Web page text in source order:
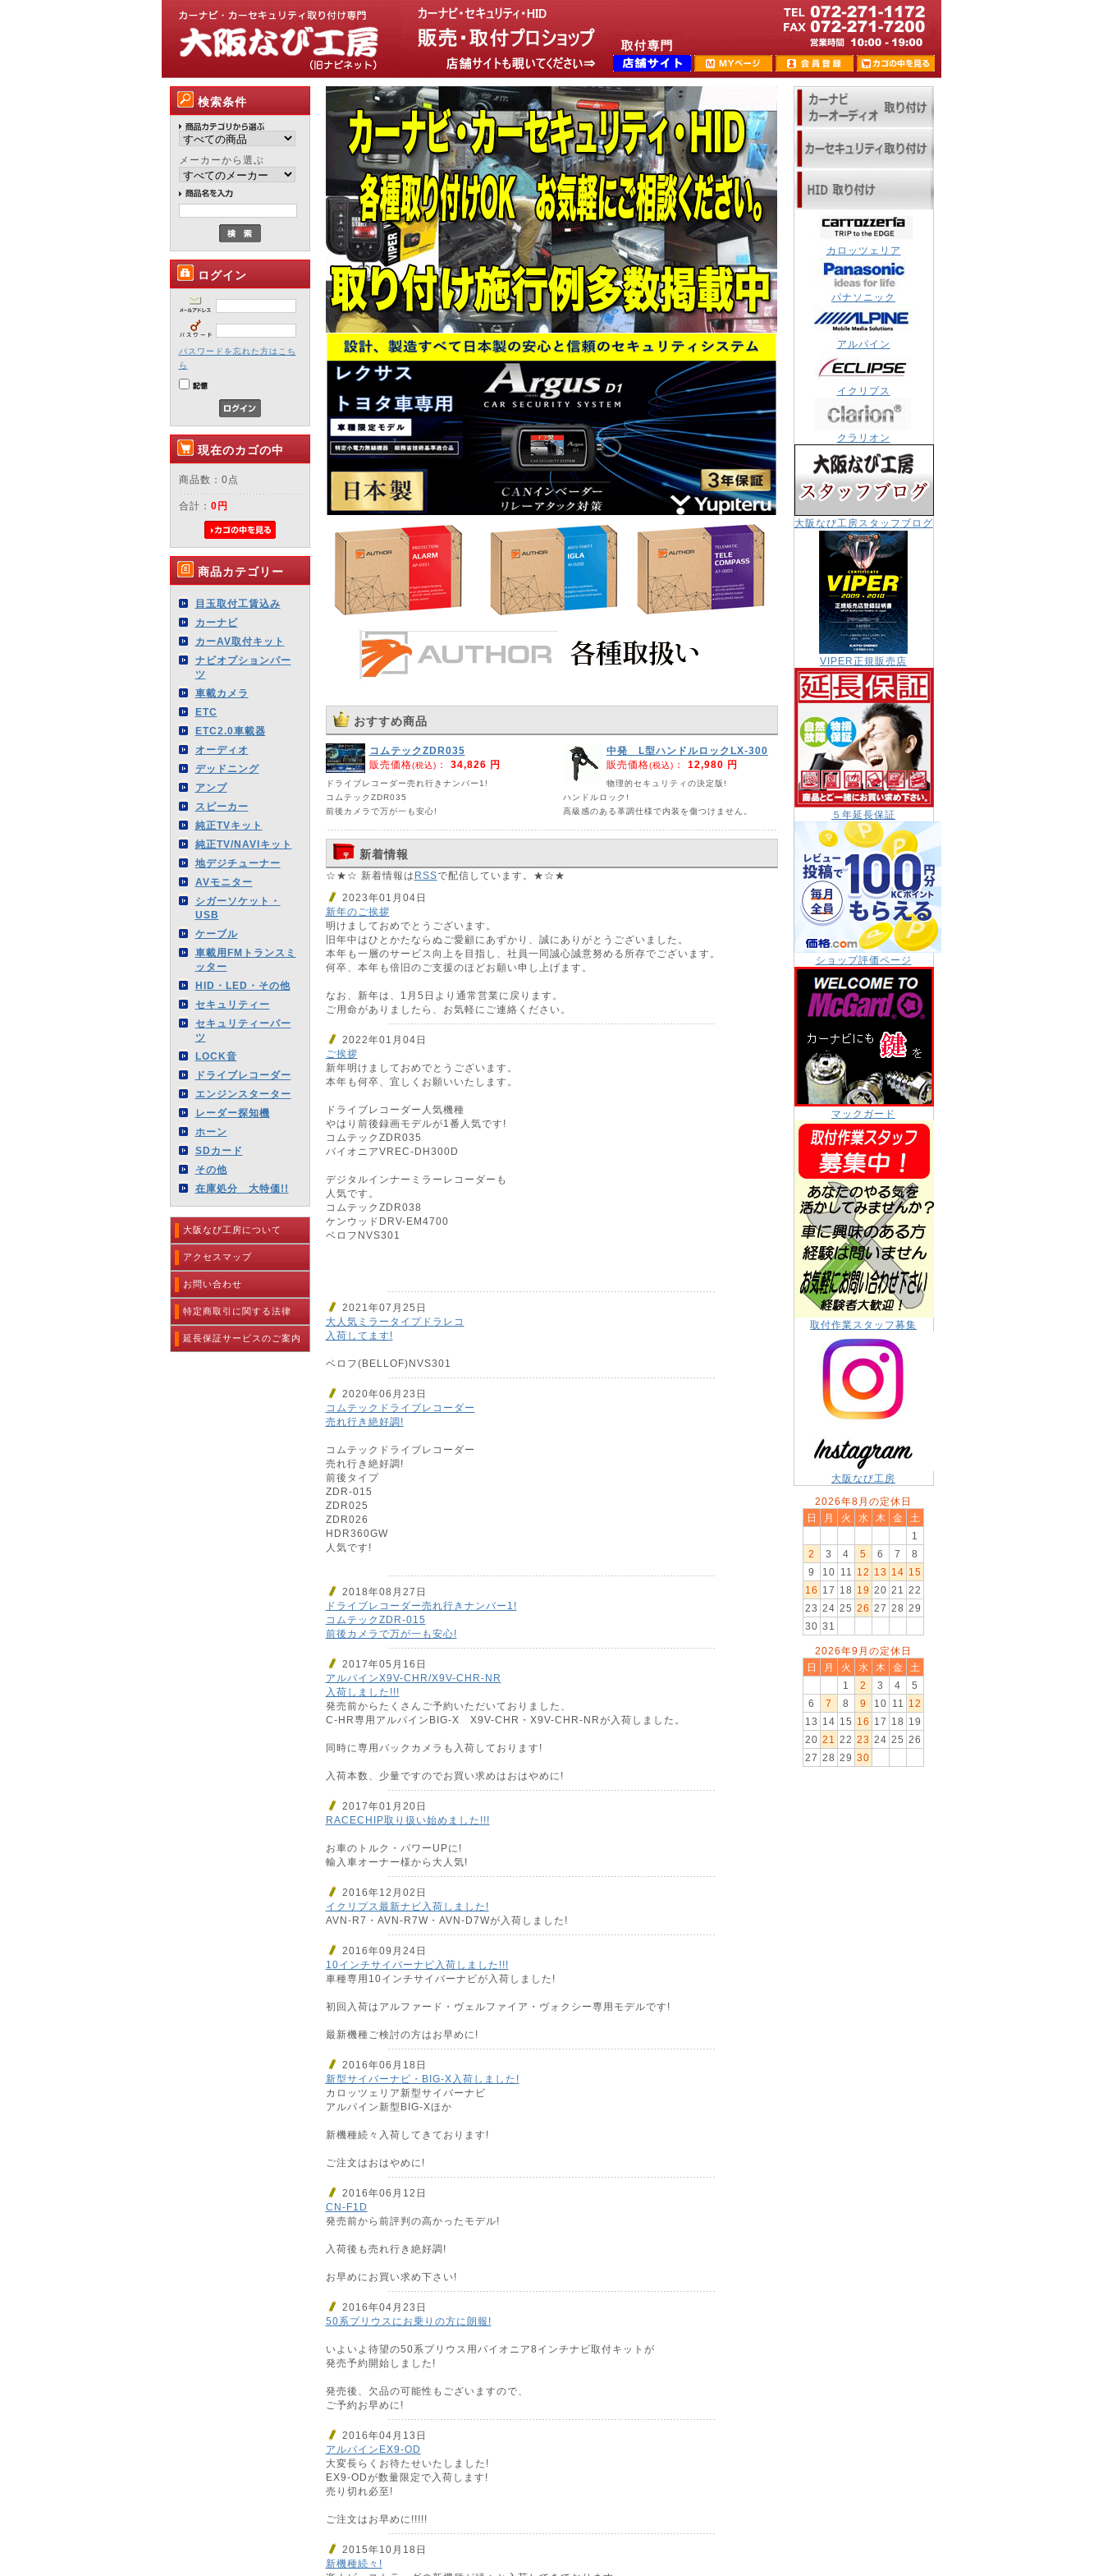
検索条件
メーカーから選ぶ
ログイン
パスワードを忘れた方はこち
ら
現在のカゴの中
商品数：0点
合計： 0円
商品カテゴリー
目玉取付工賃込み
カーナビ
カーAV取付キット
ナビオプションパー
ツ
車載カメラ
ETC
ETC2.0車載器
オーディオ
デッドニング
アンプ
スピーカー
純正TVキット
純正TV/NAVIキット
地デジチューナー
AVモニター
シガーソケット・
USB
ケーブル
車載用FMトランスミ
ッター
HID・LED・その他
セキュリティー
セキュリティーパー
ツ
LOCK音
ドライブレコーダー
エンジンスターター
レーダー探知機
ホーン
SDカード
その他
在庫処分 大特価!!
大阪なび工房について
アクセスマップ
お問い合わせ
特定商取引に関する法律
延長保証サービスのご案内
おすすめ商品
コムテックZDR035
販売価格(税込) ： 34,826 円
ドライブレコーダー売れ行きナンバー1!
コムテックZDR035
前後カメラで万が一も安心!
中発 L型ハンドルロックLX-300
販売価格(税込) ： 12,980 円
物理的セキュリティの決定版!
ハンドルロック!
高級感のある革調仕様で内装を傷つけません。
新着情報
☆★☆ 新着情報は RSSで配信しています。★☆★
2023年01月04日
新年のご挨拶
明けましておめでとうございます。
旧年中はひとかたならぬご愛顧にあずかり、誠にありがとうございました。
本年も一層のサービス向上を目指し、社員一同誠心誠意努める所存でございます。
何卒、本年も倍旧のご支援のほどお願い申し上げます。
なお、新年は、1月5日より通常営業に戻ります。
ご用命がありましたら、お気軽にご連絡ください。
2022年01月04日
ご挨拶
新年明けましておめでとうございます。
本年も何卒、宜しくお願いいたします。
ドライブレコーダー人気機種
やはり前後録画モデルが1番人気です!
コムテックZDR035
パイオニアVREC-DH300D
デジタルインナーミラーレコーダーも
人気です。
コムテックZDR038
ケンウッドDRV-EM4700
ベロフNVS301
2021年07月25日
大人気ミラータイプドラレコ
入荷してます!
ベロフ(BELLOF)NVS301
2020年06月23日
コムテックドライブレコーダー
売れ行き絶好調!
コムテックドライブレコーダー
売れ行き絶好調!
前後タイプ
ZDR-015
ZDR025
ZDR026
HDR360GW
人気です!
2018年08月27日
ドライブレコーダー売れ行きナンバー1!
コムテックZDR-015
前後カメラで万が一も安心!
2017年05月16日
アルパインX9V-CHR/X9V-CHR-NR
入荷しました!!!
発売前からたくさんご予約いただいておりました、
C-HR専用アルパインBIG-X X9V-CHR・X9V-CHR-NRが入荷しました。
同時に専用バックカメラも入荷しております!
入荷本数、少量ですのでお買い求めはおはやめに!
2017年01月20日
RACECHIP取り扱い始めました!!!
お車のトルク・パワーUPに!
輸入車オーナー様から大人気!
2016年12月02日
イクリプス最新ナビ入荷しました!
AVN-R7・AVN-R7W・AVN-D7Wが入荷しました!
2016年09月24日
10インチサイバーナビ入荷しました!!!
車種専用10インチサイバーナビが入荷しました!
初回入荷はアルファード・ヴェルファイア・ヴォクシー専用モデルです!
最新機種ご検討の方はお早めに!
2016年06月18日
新型サイバーナビ・BIG-X入荷しました!
カロッツェリア新型サイバーナビ
アルパイン新型BIG-Xほか
新機種続々入荷してきております!
ご注文はおはやめに!
2016年06月12日
CN-F1D
発売前から前評判の高かったモデル!
入荷後も売れ行き絶好調!
お早めにお買い求め下さい!
2016年04月23日
50系プリウスにお乗りの方に朗報!
いよいよ待望の50系プリウス用パイオニア8インチナビ取付キットが
発売予約開始しました!
発売後、欠品の可能性もございますので、
ご予約お早めに!
2016年04月13日
アルパインEX9-OD
大変長らくお待たせいたしました!
EX9-ODが数量限定で入荷します!
売り切れ必至!
ご注文はお早めに!!!!!
2015年10月18日
新機種続々!
カロッツェリア
パナソニック
アルパイン
イクリプス
クラリオン
大阪なび工房スタッフブログ
VIPER正規販売店
５年延長保証
ショップ評価ページ
マックガード
取付作業スタッフ募集
大阪なび工房
2026年8月の定休日
日
月 火 水 木 金
土
1
2
3 4 5 6 7
8
9
10 11 12 13 14 15
16
17 18 19 20 21
22
23 24 25 26 27 28 29
30 31
2026年9月の定休日
日
月 火 水 木 金
土
1
2 3 4
5
6
7 8 9 10 11
12
13
14 15 16 17 18
19
20 21 22 23 24 25 26
27 28 29 30